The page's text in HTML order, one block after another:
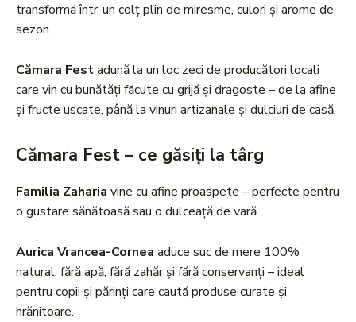
transformă într-un colț plin de miresme, culori și arome de
sezon.
Cămara Festadună la un loc zeci de producători locali
care vin cu bunătăți făcute cu grijă și dragoste – de la afine
și fructe uscate, până la vinuri artizanale și dulciuri de casă.
Cămara Fest – ce găsiți la târg
Familia Zaharia vine cu afine proaspete – perfecte pentru
o gustare sănătoasă sau o dulceață de vară.
Aurica Vrancea-Cornea aduce suc de mere 100%
natural, fără apă, fără zahăr și fără conservanți – ideal
pentru copii și părinți care caută produse curate și
hrănitoare.